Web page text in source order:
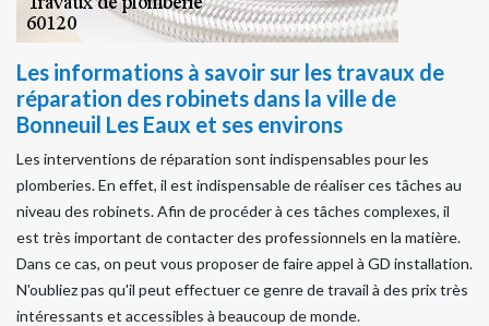
Les informations à savoir sur les travaux de
réparation des robinets dans la ville de
Bonneuil Les Eaux et ses environs
Les interventions de réparation sont indispensables pour les
plomberies. En effet, il est indispensable de réaliser ces tâches au
niveau des robinets. Afin de procéder à ces tâches complexes, il
est très important de contacter des professionnels en la matière.
Dans ce cas, on peut vous proposer de faire appel à GD installation.
N'oubliez pas qu'il peut effectuer ce genre de travail à des prix très
intéressants et accessibles à beaucoup de monde.